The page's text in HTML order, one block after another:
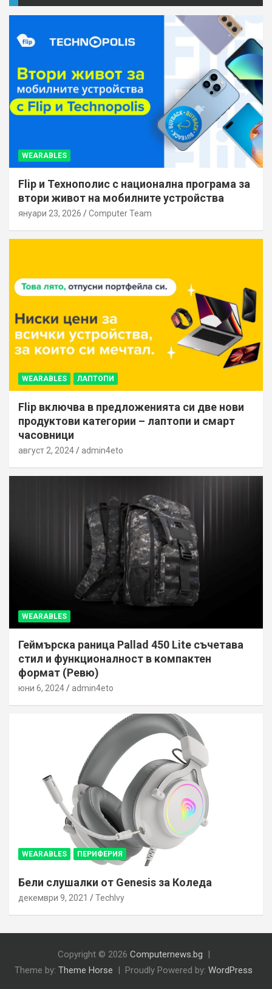
WEARABLES
Flip и Технополис с национална програма за
втори живот на мобилните устройства
януари 23, 2026 Computer Team
WEARABLES ЛАПТОПИ
Flip включва в предложенията си две нови
продуктови категории – лаптопи и смарт
часовници
август 2, 2024 admin4eto
WEARABLES
Геймърска раница Pallad 450 Lite съчетава
стил и функционалност в компактен
формат (Ревю)
юни 6, 2024 admin4eto
WEARABLES ПЕРИФЕРИЯ
Бели слушалки от Genesis за Коледа
декември 9, 2021 TechIvy
Copyright © 2026 Computernews.bg
Theme by: Theme Horse Proudly Powered by: WordPress